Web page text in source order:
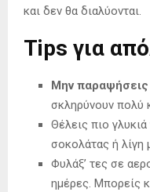
και δεν θα διαλύονται.
Tips για
Μην
σκληρύνουν πολύ
Θέλεις πιο
σοκολάτας ή λίγη
Φυλάξ’ τες σε
ημέρες. Μπορείς